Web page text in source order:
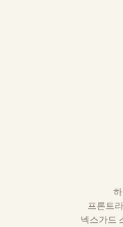
프론트
넥스가드